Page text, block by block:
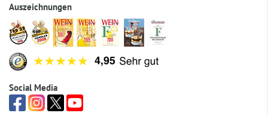
Auszeichnungen
Social Media